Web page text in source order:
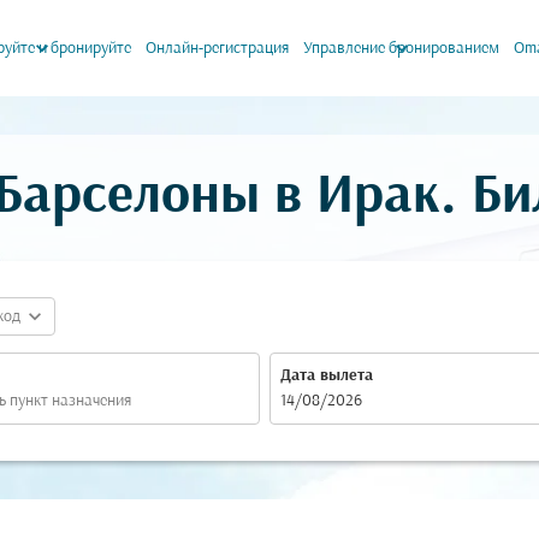
и бронируйте
keyboard_arrow_down Онлайн-регистрация Управление бронированием
keyboard_arrow_down
в Ирак.
expand_more
Дата вылета
fc-booking-departure-date-aria-label
14/08/2026